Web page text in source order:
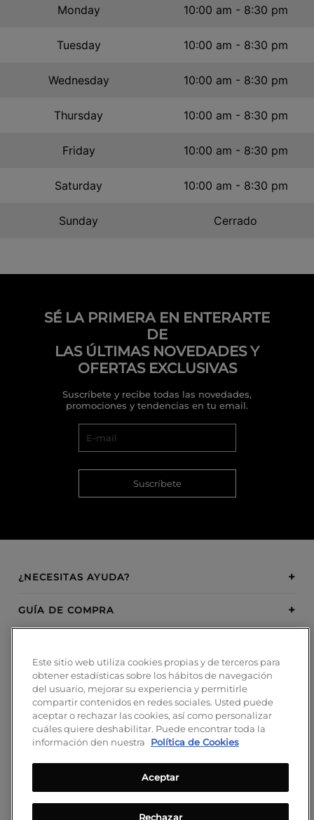
Monday 10:00 am - 8:30 pm
Tuesday 10:00 am - 8:30 pm
Wednesday 10:00 am - 8:30 pm
Thursday 10:00 am - 8:30 pm
Friday 10:00 am - 8:30 pm
Saturday 10:00 am - 8:30 pm
Sunday Cerrado
SÉ LA PRIMERA EN ENTERARTE
DE
LAS ÚLTIMAS NOVEDADES Y
OFERTAS EXCLUSIVAS
Suscríbete y recibe todas las novedades,
promociones y tendencias en tu email.
Suscríbete
¿NECESITAS AYUDA?
GUÍA DE COMPRA
INSPIRATION
MÉTODOS DE PAGO
Blog
Este sitio web utiliza cookies propias y de terceros para
obtener estadísticas sobre los hábitos de navegación
del usuario, mejorar su experiencia y permitirle
compartir contenidos en redes sociales. Usted puede
aceptar o rechazar las cookies, así como personalizar
cuáles quiere deshabilitar. Puede encontrar toda la
información den nuestra
Política de Cookies
Rechazar
Aceptar